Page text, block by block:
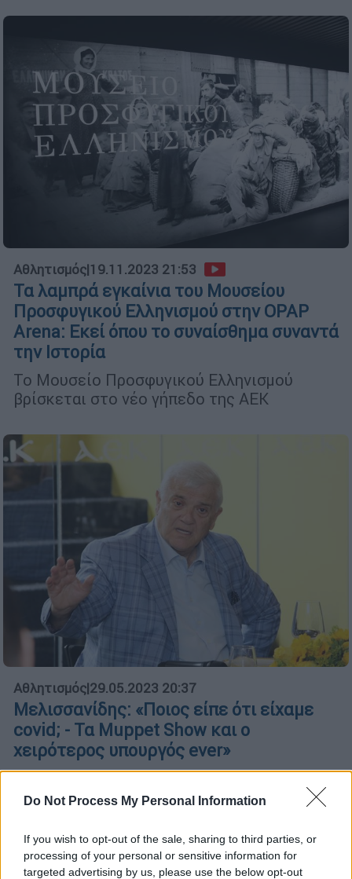
Do Not Process My Personal Information
If you wish to opt-out of the sale, sharing to third parties, or
processing of your personal or sensitive information for
targeted advertising by us, please use the below opt-out
Αθλητισμός|19.11.2023 21:53
Τα λαμπρά εγκαίνια του Μουσείου
Προσφυγικού Ελληνισμού στην OPAP
Arena: Εκεί όπου το συναίσθημα συναντά
την Ιστορία
Το Μουσείο Προσφυγικού Ελληνισμού
βρίσκεται στο νέο γήπεδο της ΑΕΚ
Αθλητισμός|29.05.2023 20:37
Μελισσανίδης: «Ποιος είπε ότι είχαμε
covid; - Τα Muppet Show και ο
χειρότερος υπουργός ever»
Ο Δημήτρης Μελισσανίδης έριξε βέλη προς
πολλές κατευθύνσεις στη συνάντηση που